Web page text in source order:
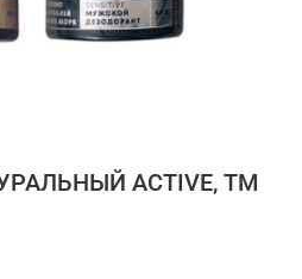
ACTIVE, ТМ